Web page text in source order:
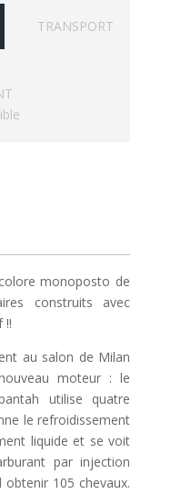
TRANSPORT
monoposto de
construits avec
!!
au salon de Milan
moteur : le
utilise quatre
le refroidissement
liquide et se voit
par injection
105 chevaux.